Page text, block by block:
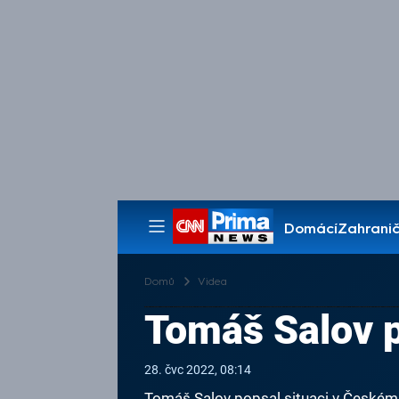
Domácí
Pořady
Domů Videa
Tomáš Salov
28. čvc 2022, 08:14